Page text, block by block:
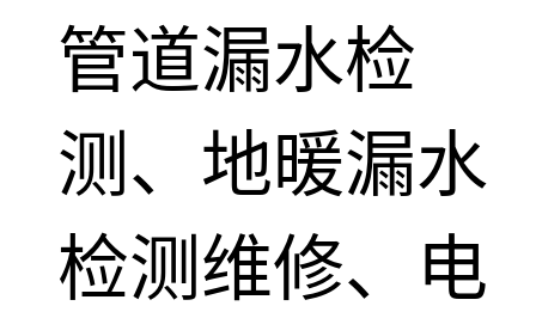
管道漏水检
测、地暖漏水
检测维修、电